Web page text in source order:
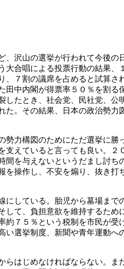
沢山の選挙が行われて今後の
合唱による投票行動の結果、
７割の議席を占めると試算さ
中内閣が得票率５０％を割る
たとき、社会党、民社党、公
。その結果、日本の政治勢力
力構図のためにただ選挙に勝
えていると言っても良い。２
を与えないというだまし討ち
操作し、不安を煽り、抜き打
している。胎児から墓場まで
て、負担意欲を維持するため
７５％という税制を市民が受
選挙制度、新聞や青年運動へ
はじめなければならない。ま